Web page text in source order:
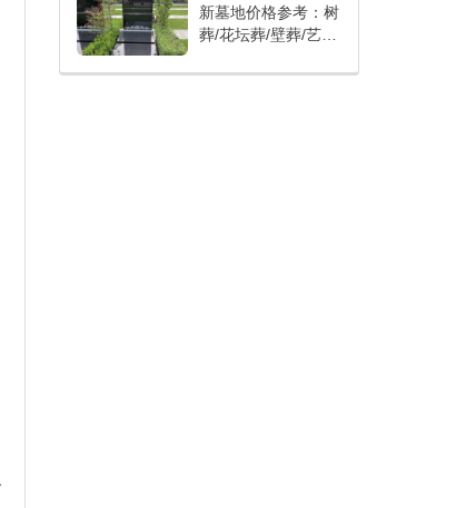
新墓地价格参考：树
葬/花坛葬/壁葬/艺术